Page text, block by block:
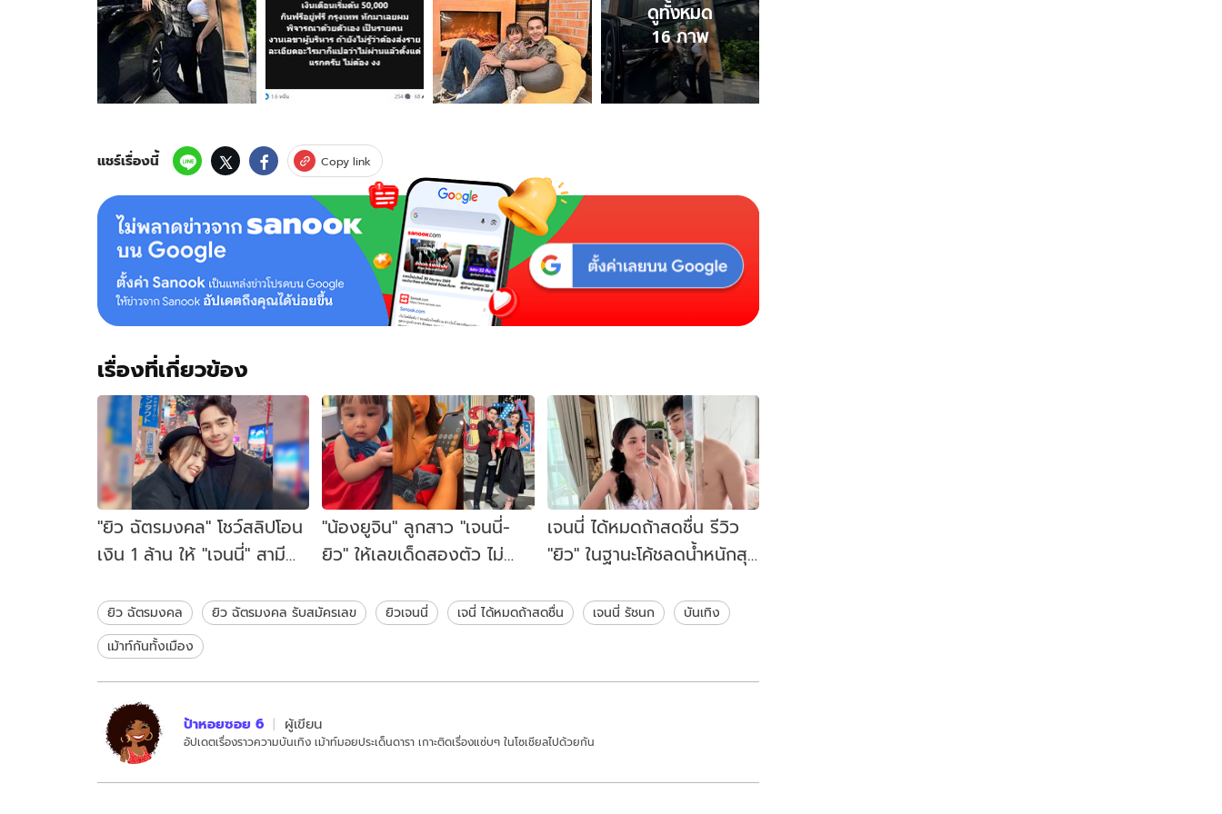
ภาพ
ของ
"ยิว
ฉัตรมงคล"
สมัคร
เดือน
ต้น
ครึ่ง
แสน
คุณสมบัติ
ดี
เพราะ
เมีย
หึง
ดูทั้งหมด
16ภาพ
แชร์เรื่องนี้ Copy link
เรื่องที่เกี่ยวข้อง
"ยิว ฉัตรมงคล" โชว์สลิปโอน
เงิน 1 ล้าน ให้ "เจนนี่" สามี
"น้องยูจิน" ลูกสาว "เจนนี่-
ยิว" ให้เลขเด็ดสองตัว ไม่
เจนนี่ ได้หมดถ้าสดชื่น รีวิว
"ยิว" ในฐานะโค้ชลดน้ำหนักสุด
หลุดโฟกัส
ยิว ฉัตรมงคล ยิว ฉัตรมงคล รับสมัครเลข ยิวเจนนี่ เจนี่ ได้หมดถ้าสดชื่น เจนนี่ รัชนก
บันเทิง
เม้าท์กันทั้งเมือง
ป้าหอยซอย 6 ผู้เขียน
อัปเดตเรื่องราวความบันเทิง เม้าท์มอยประเด็นดารา เกาะติดเรื่องแซ่บๆ ในโซเชียลไปด้วยกัน